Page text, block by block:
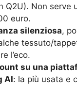
Q2U). Non serve
euro.
silenziosa,
tessuto/
l’eco.
su una
AI: la più usata e